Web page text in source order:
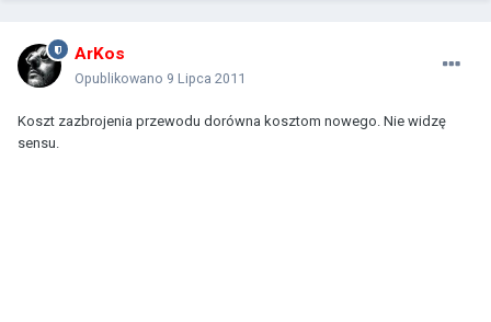
ArKos
Opublikowano 9 Lipca 2011
Koszt zazbrojenia przewodu dorówna kosztom nowego. Nie widzę
sensu.